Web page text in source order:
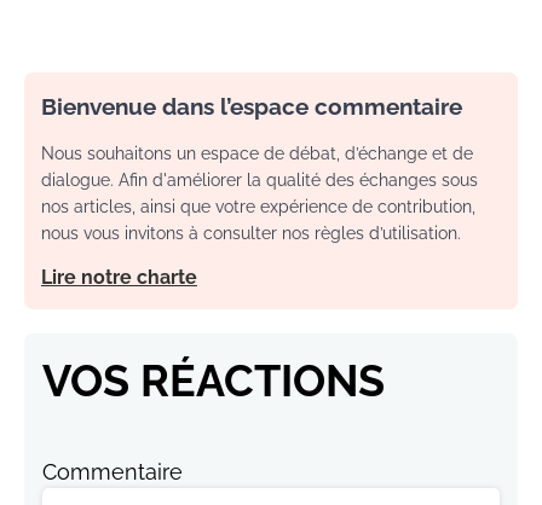
Bienvenue dans l’espace commentaire
Nous souhaitons un espace de débat, d’échange et de
dialogue. Afin d'améliorer la qualité des échanges sous
nos articles, ainsi que votre expérience de contribution,
nous vous invitons à consulter nos règles d’utilisation.
Lire notre charte
VOS RÉACTIONS
Commentaire